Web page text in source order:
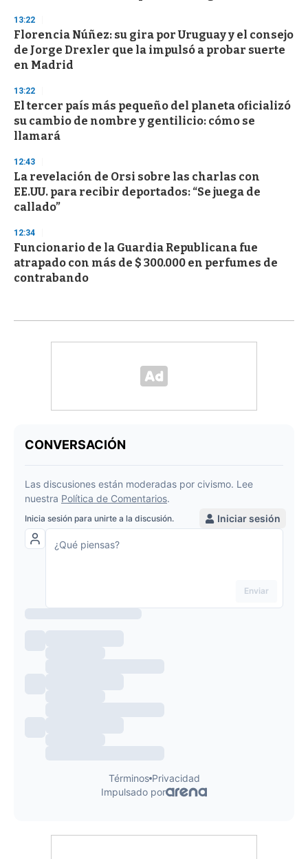
13:22
Florencia Núñez: su gira por Uruguay y el consejo
de Jorge Drexler que la impulsó a probar suerte
en Madrid
13:22
El tercer país más pequeño del planeta oficializó
su cambio de nombre y gentilicio: cómo se
llamará
12:43
La revelación de Orsi sobre las charlas con
EE.UU. para recibir deportados: “Se juega de
callado”
12:34
Funcionario de la Guardia Republicana fue
atrapado con más de $ 300.000 en perfumes de
contrabando